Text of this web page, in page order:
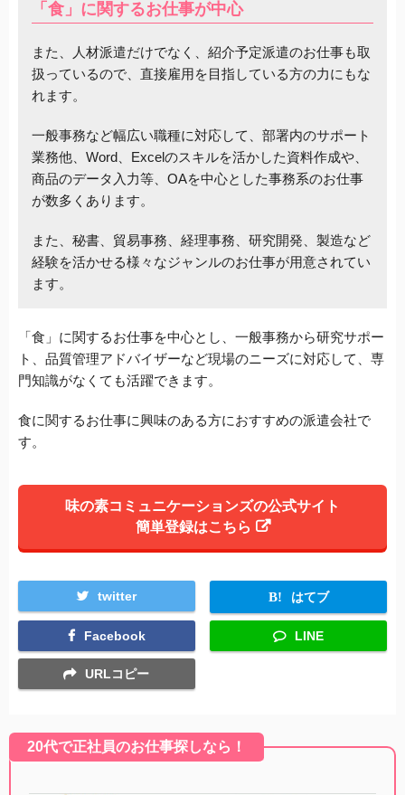
「食」に関するお仕事が中心
また、人材派遣だけでなく、紹介予定派遣のお仕事も取
扱っているので、直接雇用を目指している方の力にもな
れます。
一般事務など幅広い職種に対応して、部署内のサポート
業務他、Word、Excelのスキルを活かした資料作成や、
商品のデータ入力等、OAを中心とした事務系のお仕事
が数多くあります。
また、秘書、貿易事務、経理事務、研究開発、製造など
経験を活かせる様々なジャンルのお仕事が用意されてい
ます。
「食」に関するお仕事を中心とし、一般事務から研究サポー
ト、品質管理アドバイザーなど現場のニーズに対応して、専
門知識がなくても活躍できます。
食に関するお仕事に興味のある方におすすめの派遣会社で
す。
味の素コミュニケーションズの公式サイト
簡単登録はこちら
twitter はてブ
Facebook LINE
URLコピー
20代で正社員のお仕事探しなら！